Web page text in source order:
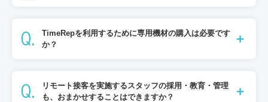
TimeRepを利用するために専用機材の購入は必要です
か？
リモート接客を実施するスタッフの採用・教育・管理
も、おまかせすることはできますか？